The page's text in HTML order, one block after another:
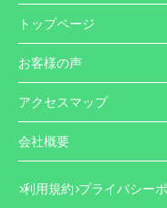
トップページ
お客様の声
アクセスマップ
会社概要
利用規約 プライバシー